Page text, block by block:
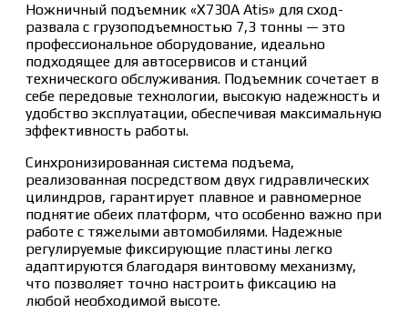
Ножничный подъемник «X730A Atis» для сход-
развала с грузоподъемностью 7,3 тонны — это
профессиональное оборудование, идеально
подходящее для автосервисов и станций
технического обслуживания. Подъемник сочетает в
себе передовые технологии, высокую надежность и
удобство эксплуатации, обеспечивая максимальную
эффективность работы.
Синхронизированная система подъема,
реализованная посредством двух гидравлических
цилиндров, гарантирует плавное и равномерное
поднятие обеих платформ, что особенно важно при
работе с тяжелыми автомобилями. Надежные
регулируемые фиксирующие пластины легко
адаптируются благодаря винтовому механизму,
что позволяет точно настроить фиксацию на
любой необходимой высоте.